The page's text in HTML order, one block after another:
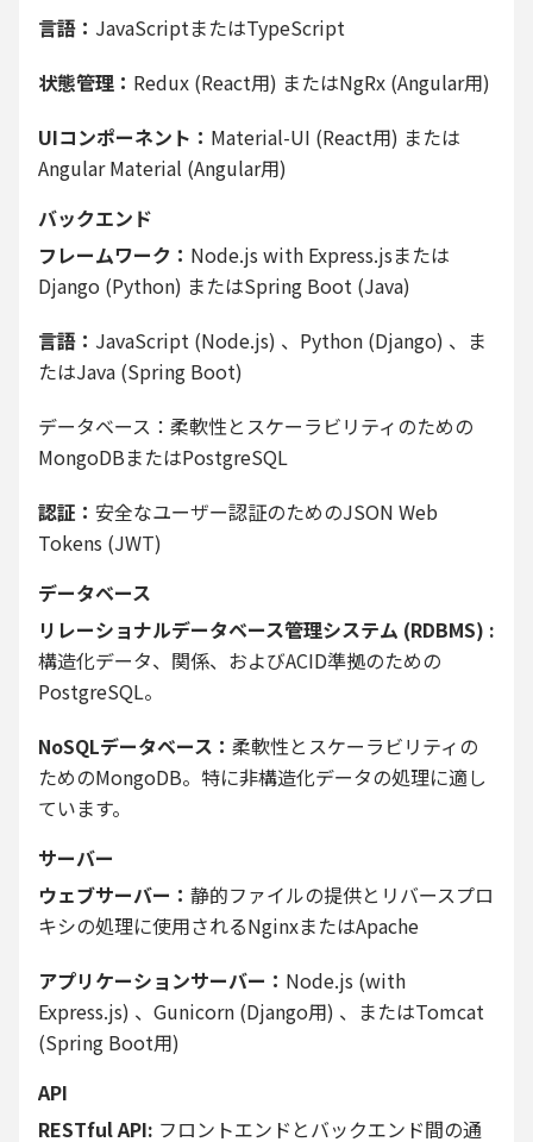
言語： JavaScriptまたはTypeScript
状態管理： Redux (React用) またはNgRx (Angular用)
UIコンポーネント： Material-UI (React用) または
Angular Material (Angular用)
バックエンド
フレームワーク： Node.js with Express.jsまたは
Django (Python) またはSpring Boot (Java)
言語： JavaScript (Node.js) 、Python (Django) 、ま
たはJava (Spring Boot)
データベース：柔軟性とスケーラビリティのための
MongoDBまたはPostgreSQL
認証： 安全なユーザー認証のためのJSON Web
Tokens (JWT)
データベース
リレーショナルデータベース管理システム (RDBMS) :
構造化データ、関係、およびACID準拠のための
PostgreSQL。
NoSQLデータベース： 柔軟性とスケーラビリティの
ためのMongoDB。特に非構造化データの処理に適し
ています。
サーバー
ウェブサーバー： 静的ファイルの提供とリバースプロ
キシの処理に使用されるNginxまたはApache
アプリケーションサーバー： Node.js (with
Express.js) 、Gunicorn (Django用) 、またはTomcat
(Spring Boot用)
API
RESTful API: フロントエンドとバックエンド間の通